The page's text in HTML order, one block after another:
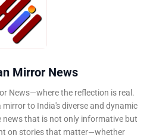
Mirror News
News—where the reflection is real.
to India's diverse and dynamic
news that is not only informative but
on stories that matter—whether